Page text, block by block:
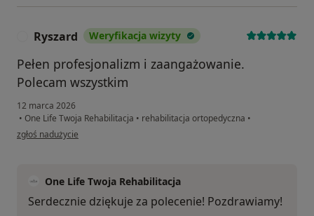
Ryszard Weryfikacja wizyty
Pełen profesjonalizm i zaangażowanie.
Polecam wszystkim
12 marca 2026
• One Life Twoja Rehabilitacja • rehabilitacja ortopedyczna •
w opinii użytkownika Ryszard
zgłoś nadużycie
One Life Twoja Rehabilitacja
Serdecznie dziękuje za polecenie! Pozdrawiamy!